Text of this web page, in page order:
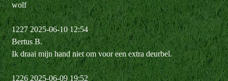
wolf
1227 2025-06-10 12:54
Bertus B.
Ik draai mijn hand niet om voor een extra deurbel.
1226 2025-06-09 19:52